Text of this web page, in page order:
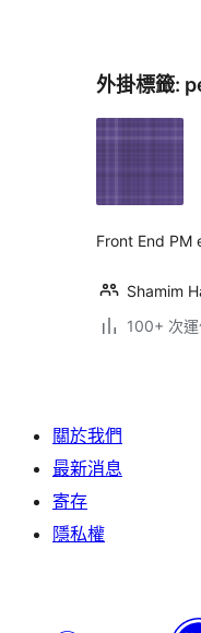
外掛標籤:
Front End
Shamim
100+ 次
關於我們
最新消息
寄存
隱私權